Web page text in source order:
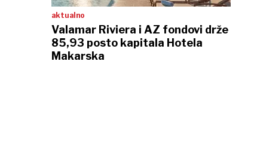
aktualno
Valamar Riviera i AZ fondovi drže
85,93 posto kapitala Hotela
Makarska